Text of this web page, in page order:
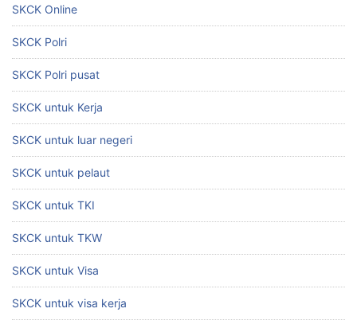
SKCK Online
SKCK Polri
SKCK Polri pusat
SKCK untuk Kerja
SKCK untuk luar negeri
SKCK untuk pelaut
SKCK untuk TKI
SKCK untuk TKW
SKCK untuk Visa
SKCK untuk visa kerja